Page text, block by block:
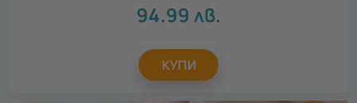
94.99 лв.
КУПИ